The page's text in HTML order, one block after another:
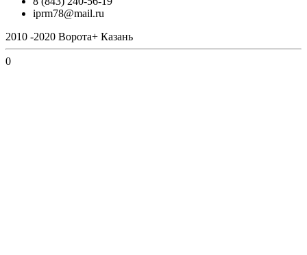
iprm78@mail.ru
2010 -2020 Ворота+ Казань
0